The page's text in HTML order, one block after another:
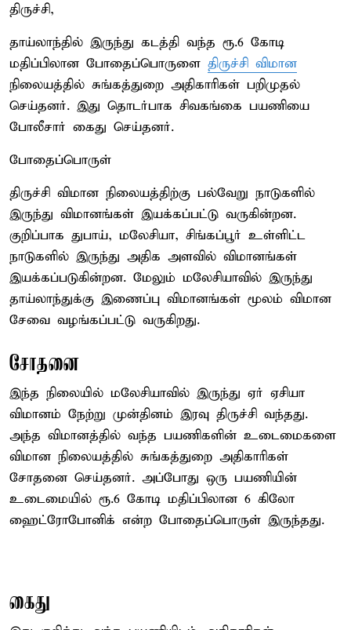
திருச்சி,
தாய்லாந்தில் இருந்து கடத்தி வந்த ரூ.6 கோடி
மதிப்பிலான போதைப்பொருளை திருச்சி விமான
நிலையத்தில் சுங்கத்துறை அதிகாரிகள் பறிமுதல்
செய்தனர். இது தொடர்பாக சிவகங்கை பயணியை
போலீசார் கைது செய்தனர்.
போதைப்பொருள்
திருச்சி விமான நிலையத்திற்கு பல்வேறு நாடுகளில்
இருந்து விமானங்கள் இயக்கப்பட்டு வருகின்றன.
குறிப்பாக துபாய், மலேசியா, சிங்கப்பூர் உள்ளிட்ட
நாடுகளில் இருந்து அதிக அளவில் விமானங்கள்
இயக்கப்படுகின்றன. மேலும் மலேசியாவில் இருந்து
தாய்லாந்துக்கு இணைப்பு விமானங்கள் மூலம் விமான
சேவை வழங்கப்பட்டு வருகிறது.
சோதனை
இந்த நிலையில் மலேசியாவில் இருந்து ஏர் ஏசியா
விமானம் நேற்று முன்தினம் இரவு திருச்சி வந்தது.
அந்த விமானத்தில் வந்த பயணிகளின் உடைமைகளை
விமான நிலையத்தில் சுங்கத்துறை அதிகாரிகள்
சோதனை செய்தனர். அப்போது ஒரு பயணியின்
உடைமையில் ரூ.6 கோடி மதிப்பிலான 6 கிலோ
ஹைட்ரோபோனிக் என்ற போதைப்பொருள் இருந்தது.
கைது